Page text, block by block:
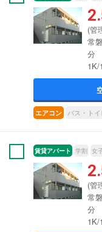
(管
常
分
1K/
エアコン バス・ト
賃貸アパート 学割 女
(管
常
分
1K/